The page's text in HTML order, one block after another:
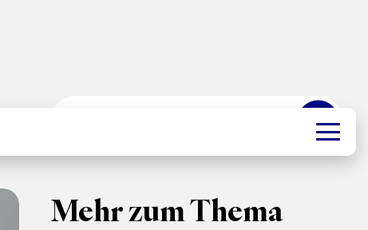
➜
Mehr zum Thema